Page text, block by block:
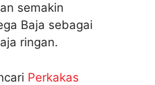
semakin
Baja sebagai
ringan.
Perkakas